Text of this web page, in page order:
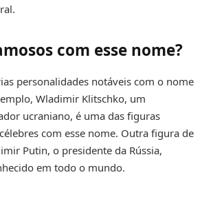
com esse nome?
personalidades notáveis com o nome
Wladimir Klitschko, um
ucraniano, é uma das figuras
com esse nome. Outra figura de
Putin, o presidente da Rússia,
em todo o mundo.